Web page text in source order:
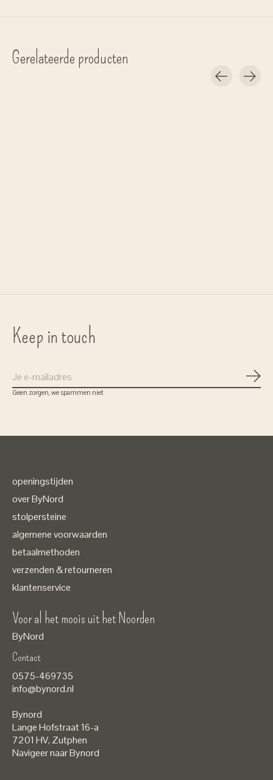
Gerelateerde producten
Keep in touch
Geen zorgen, we spammen niet
openingstijden
over ByNord
stolpersteine
algemene voorwaarden
betaalmethoden
verzenden & retourneren
klantenservice
Voor al het moois uit het Noorden
ByNord
Contact
0575-469735
info@bynord.nl
Bynord
Lange Hofstraat 16-a
7201 HV, Zutphen
Navigeer naar Bynord